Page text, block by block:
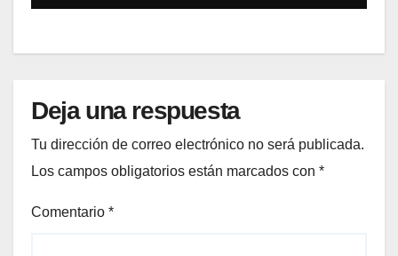
Deja una respuesta
Tu dirección de correo electrónico no será publicada.
Los campos obligatorios están marcados con *
Comentario *